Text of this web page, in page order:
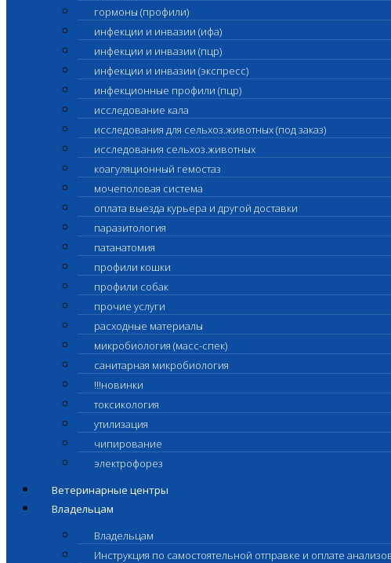
гормоны (профили)
инфекции и инвазии (ифа)
инфекции и инвазии (пцр)
инфекции и инвазии (экспресс)
инфекционные профили (пцр)
исследование кала
исследования для сельхоз.животных (под заказ)
исследования сельхоз.животных
коагуляционный гемостаз
мочеполовая система
оплата выезда курьера и другой доставки
паразитология
патанатомия
профили кошки
профили собак
прочие услуги
расходные материалы
микробиология (масс-спек)
санитарная микробиология
!!!новинки
токсикология
утилизация
чипирование
электрофорез
Ветеринарные центры
Владельцам
Владельцам
Инструкция по самостоятельной отправке и оплате